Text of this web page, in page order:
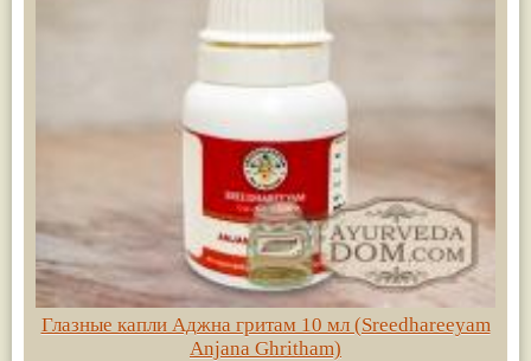
Глазные капли Аджна гритам 10 мл (Sreedhareeyam
Anjana Ghritham)